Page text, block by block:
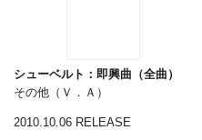
シューベルト：即興曲（全曲）
その他（Ｖ．Ａ）
2010.10.06 RELEASE